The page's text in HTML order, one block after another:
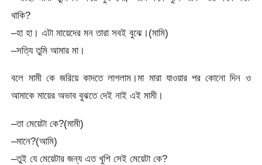
থাকি?
–হা হা। এটা মায়েদের মন তারা সবই বুঝে।(মামি)
–সত্যি তুমি আমার মা।
বলে মামী কে জরিয়ে কাদতে লাগলাম।মা মারা যাওয়ার পর কোনো দিন ও
আমাকে মায়ের অভাব বুঝতে দেই নাই এই মামী।
–তা মেয়েটা কে?(মামী)
–মানে?(আমি)
–তুই যে মেয়েটার জন্য এত খুশি সেই মেয়েটা কে?